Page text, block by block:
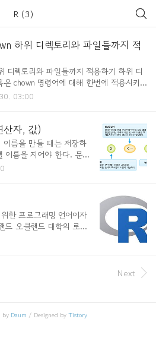
R (3)
하위 디렉토리와 파일들까지 적
디렉토리와 파일들까지 적용하기 하위 디
chown 명령어에 대해 한번에 적용시키
용하면 한번에 적용할 수 있다. chmod -
shell-chmod/ [Shell] chmod - 파일
령어는 파일 또는 폴더의 권한을 변경할
https:/..
03:00
산자, 값)
이름을 만들 때는 저장하
이름을 지어야 한다. 문
을 사용할 수 있음 변
등)들은 변수명으로 사
를 구분함 R 변수 사용하
한 프로그래밍 언어이자
드 오클랜드 대학의 로버
로스 이하카(Ross Ihaka)
용 부담 없이 자유롭게
CRAN을 클릭한다. 2.
Next
by Daum / Designed byTistory